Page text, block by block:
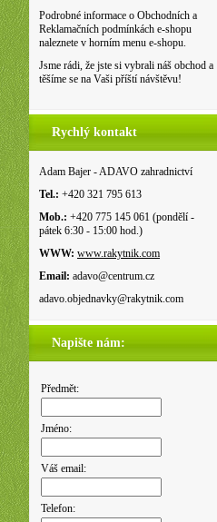
Podrobné informace o Obchodních a
Reklamačních podmínkách e-shopu
naleznete v horním menu e-shopu.
Jsme rádi, že jste si vybrali náš obchod a
těšíme se na Vaši příští návštěvu!
Rychlý kontakt
Adam Bajer - ADAVO zahradnictví
Tel.: +420 321 795 613
Mob.: +420 775 145 061 (pondělí -
pátek 6:30 - 15:00 hod.)
WWW: www.rakytnik.com
Email: adavo@centrum.cz
adavo.objednavky@rakytnik.com
Napište nám:
Předmět:
Jméno:
Váš email:
Telefon: